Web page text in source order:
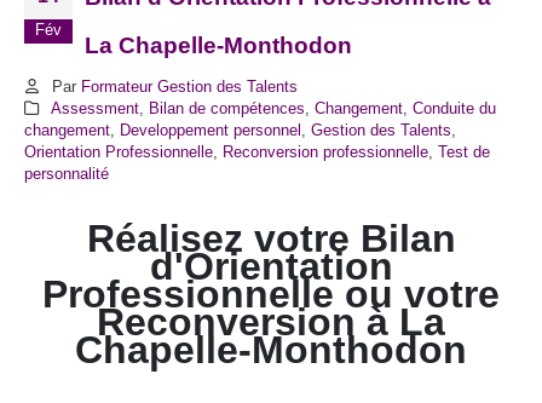
Fév
La Chapelle-Monthodon
Par Formateur Gestion des Talents
Assessment, Bilan de compétences Changement, Conduite du
changement
Developpement personnel Gestion des Talents
Orientation Professionnelle
Reconversion professionnelle Test de
personnalité
Réalisez votre Bilan
d'Orientation
Professionnelle ou votre
Reconversion à La
Chapelle-Monthodon